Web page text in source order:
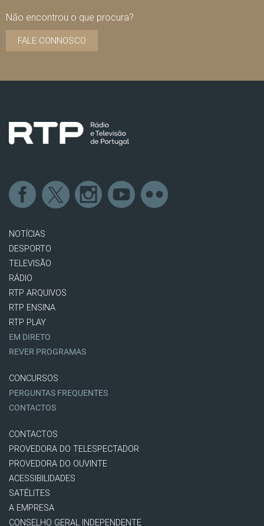
Não encontrou o que procura?
FALE CONNOSCO
NOTÍCIAS
DESPORTO
TELEVISÃO
RÁDIO
RTP ARQUIVOS
RTP ENSINA
RTP PLAY
EM DIRETO
REVER PROGRAMAS
CONCURSOS
PERGUNTAS FREQUENTES
CONTACTOS
CONTACTOS
PROVEDORA DO TELESPECTADOR
PROVEDORA DO OUVINTE
ACESSIBILIDADES
SATÉLITES
A EMPRESA
CONSELHO GERAL INDEPENDENTE